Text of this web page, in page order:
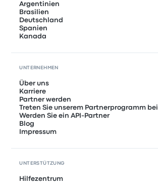
Argentinien
Brasilien
Deutschland
Spanien
Kanada
UNTERNEHMEN
Über uns
Karriere
Partner werden
Treten Sie unserem Partnerprogramm bei
Werden Sie ein API-Partner
Blog
Impressum
UNTERSTÜTZUNG
Hilfezentrum